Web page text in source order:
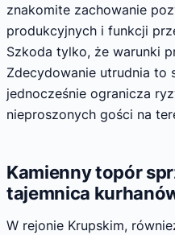
znakomite zachowanie
produkcyjnych i funkcji
Szkoda tylko, że warunki
Zdecydowanie utrudnia to
jednocześnie ogranicza
nieproszonych gości na
Kamienny topór
tajemnica
W rejonie Krupskim,